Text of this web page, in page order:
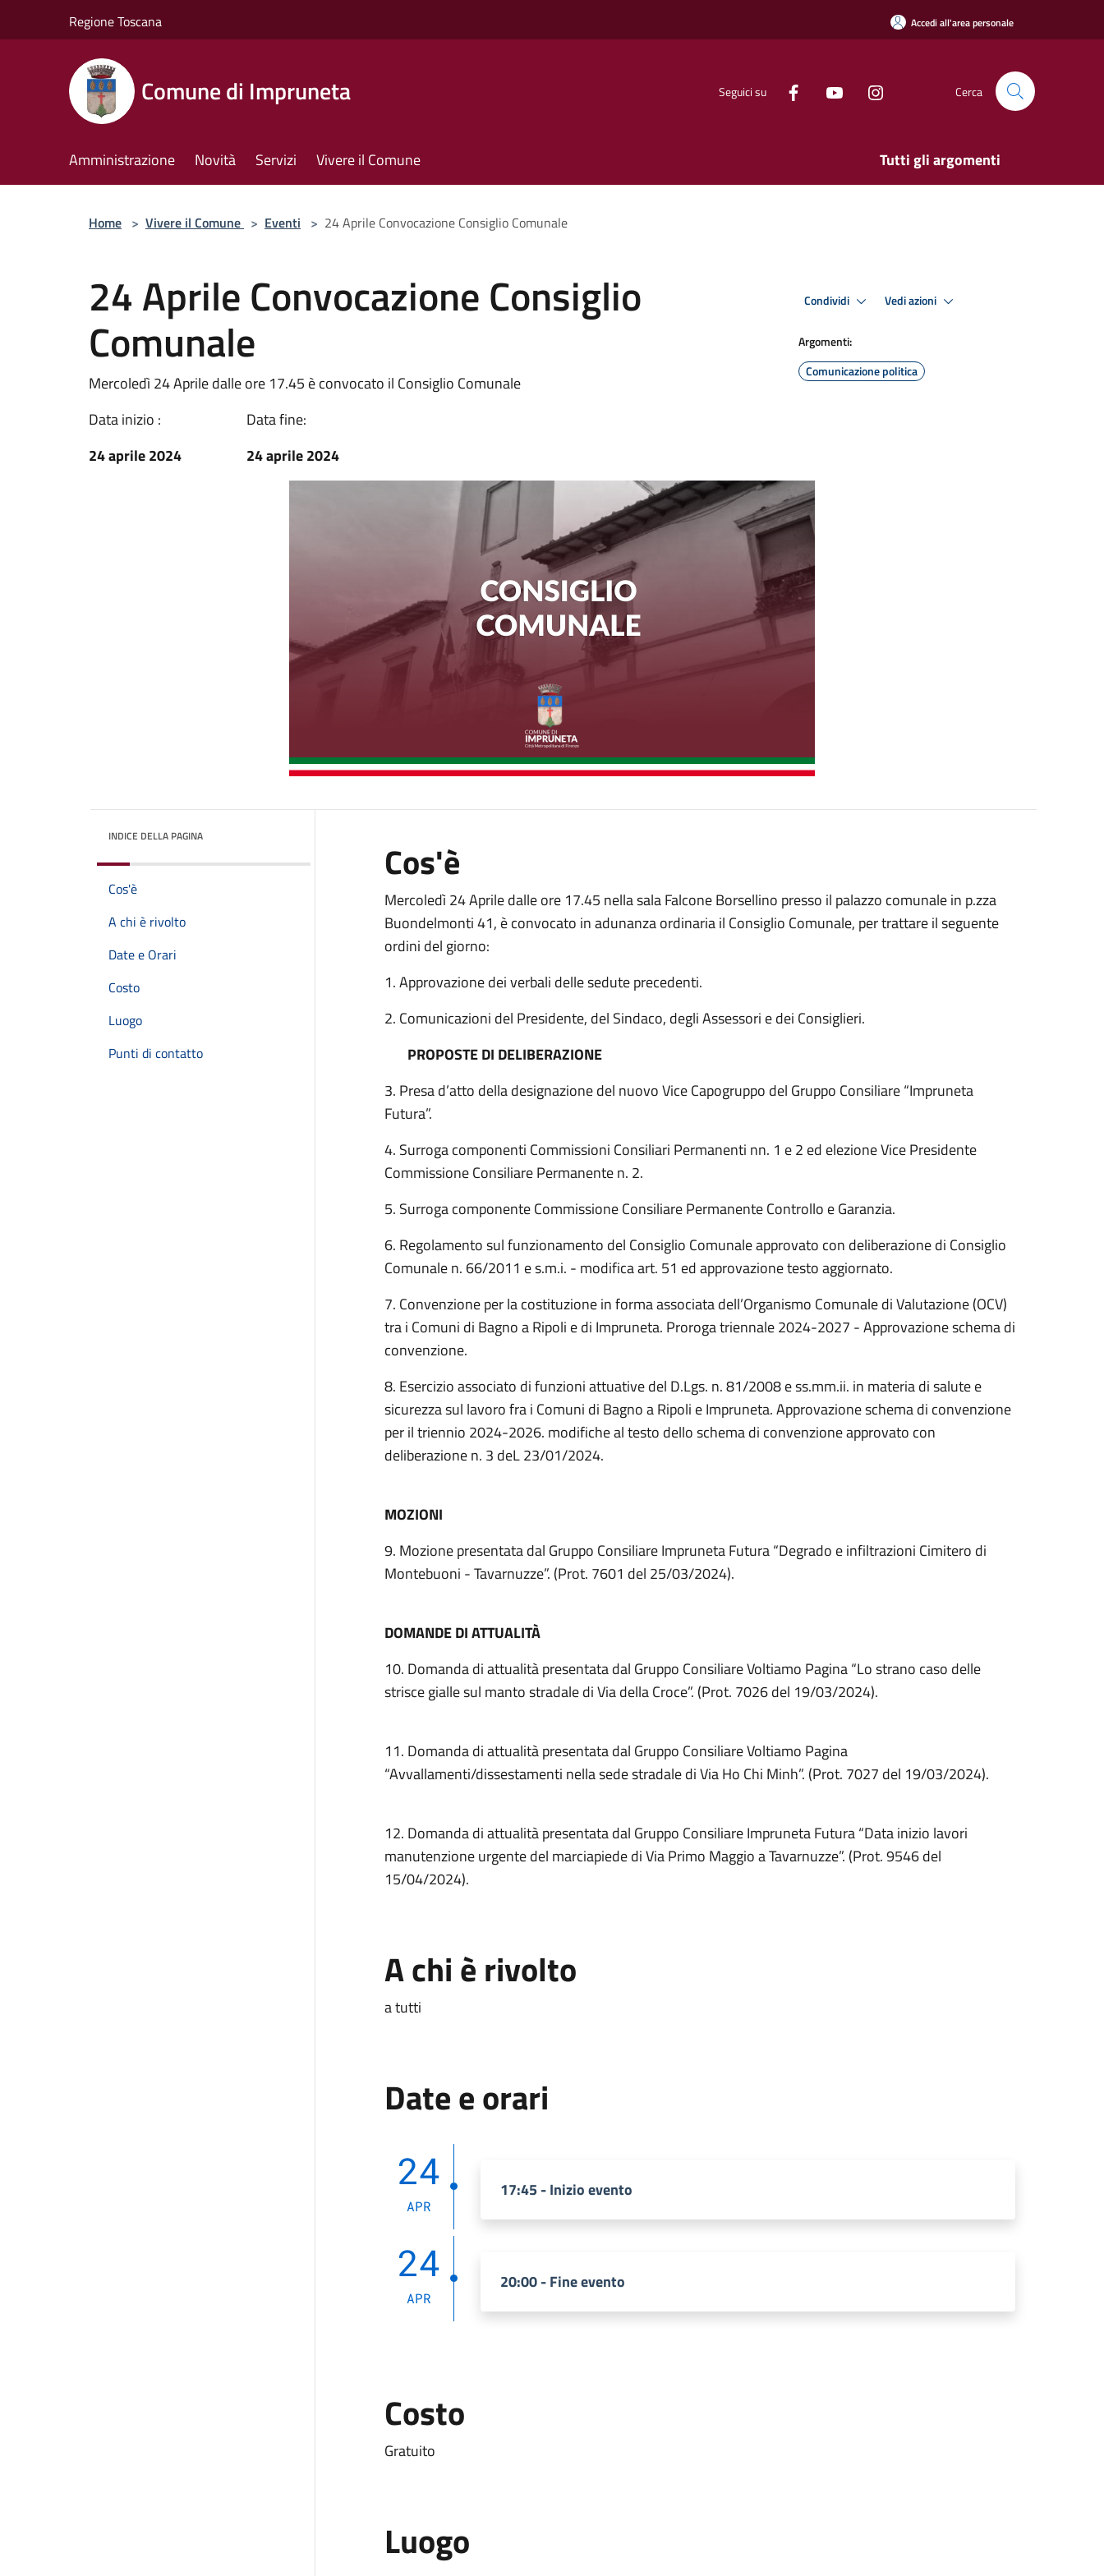
Regione Toscana Accedi all'area personale
Comune di Impruneta Seguici su Cerca
Amministrazione Novità Servizi Vivere il Comune Tutti gli argomenti
Home > Vivere il Comune > Eventi > 24 Aprile Convocazione Consiglio Comunale
24 Aprile Convocazione Consiglio
Comunale
Mercoledì 24 Aprile dalle ore 17.45 è convocato il Consiglio Comunale
Data inizio :
24 aprile 2024
Data fine:
24 aprile 2024
Condividi Vedi azioni
Argomenti:
Comunicazione politica
INDICE DELLA PAGINA
Cos'è
A chi è rivolto
Date e Orari
Costo
Luogo
Punti di contatto
Cos'è
Mercoledì 24 Aprile dalle ore 17.45 nella sala Falcone Borsellino presso il palazzo comunale in p.zza
Buondelmonti 41, è convocato in adunanza ordinaria il Consiglio Comunale, per trattare il seguente
ordini del giorno:
1. Approvazione dei verbali delle sedute precedenti.
2. Comunicazioni del Presidente, del Sindaco, degli Assessori e dei Consiglieri.
PROPOSTE DI DELIBERAZIONE
3. Presa d’atto della designazione del nuovo Vice Capogruppo del Gruppo Consiliare “Impruneta
Futura”.
4. Surroga componenti Commissioni Consiliari Permanenti nn. 1 e 2 ed elezione Vice Presidente
Commissione Consiliare Permanente n. 2.
5. Surroga componente Commissione Consiliare Permanente Controllo e Garanzia.
6. Regolamento sul funzionamento del Consiglio Comunale approvato con deliberazione di Consiglio
Comunale n. 66/2011 e s.m.i. - modifica art. 51 ed approvazione testo aggiornato.
7. Convenzione per la costituzione in forma associata dell’Organismo Comunale di Valutazione (OCV)
tra i Comuni di Bagno a Ripoli e di Impruneta. Proroga triennale 2024-2027 - Approvazione schema di
convenzione.
8. Esercizio associato di funzioni attuative del D.Lgs. n. 81/2008 e ss.mm.ii. in materia di salute e
sicurezza sul lavoro fra i Comuni di Bagno a Ripoli e Impruneta. Approvazione schema di convenzione
per il triennio 2024-2026. modifiche al testo dello schema di convenzione approvato con
deliberazione n. 3 deL 23/01/2024.
MOZIONI
9. Mozione presentata dal Gruppo Consiliare Impruneta Futura “Degrado e infiltrazioni Cimitero di
Montebuoni - Tavarnuzze”. (Prot. 7601 del 25/03/2024).
DOMANDE DI ATTUALITÀ
10. Domanda di attualità presentata dal Gruppo Consiliare Voltiamo Pagina “Lo strano caso delle
strisce gialle sul manto stradale di Via della Croce”. (Prot. 7026 del 19/03/2024).
11. Domanda di attualità presentata dal Gruppo Consiliare Voltiamo Pagina
“Avvallamenti/dissestamenti nella sede stradale di Via Ho Chi Minh”. (Prot. 7027 del 19/03/2024).
12. Domanda di attualità presentata dal Gruppo Consiliare Impruneta Futura “Data inizio lavori
manutenzione urgente del marciapiede di Via Primo Maggio a Tavarnuzze”. (Prot. 9546 del
15/04/2024).
A chi è rivolto
a tutti
Date e orari
24
APR
17:45 - Inizio evento
24
APR
20:00 - Fine evento
Costo
Gratuito
Luogo